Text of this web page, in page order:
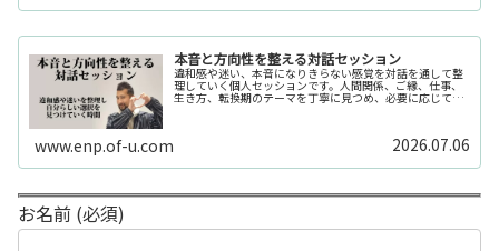
本音と方向性を整える対話セッション
違和感や迷い、本音になりきらない感覚を対話を通して整
理していく個人セッションです。人間関係、ご縁、仕事、
生き方、転換期のテーマを丁寧に見つめ、必要に応じてカ
www.enp.of-u.com 2026.07.06
お名前 (必須)